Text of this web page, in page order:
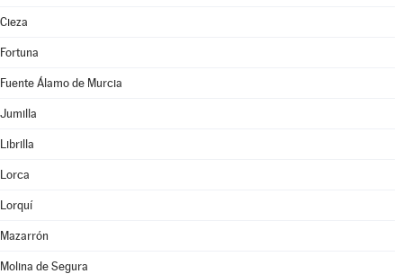
Cieza
Fortuna
Fuente Álamo de Murcia
Jumilla
Librilla
Lorca
Lorquí
Mazarrón
Molina de Segura